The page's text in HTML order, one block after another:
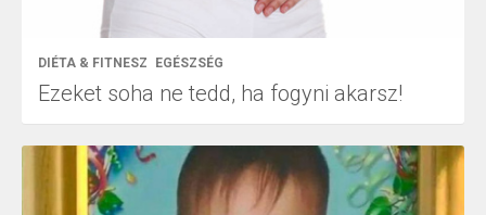
DIÉTA & FITNESZ EGÉSZSÉG
Ezeket soha ne tedd, ha fogyni akarsz!